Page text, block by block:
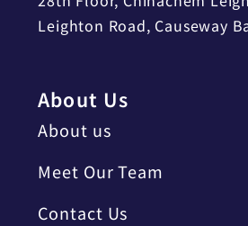
Leighton Road, Causeway
About Us
About us
Meet Our Team
Contact Us